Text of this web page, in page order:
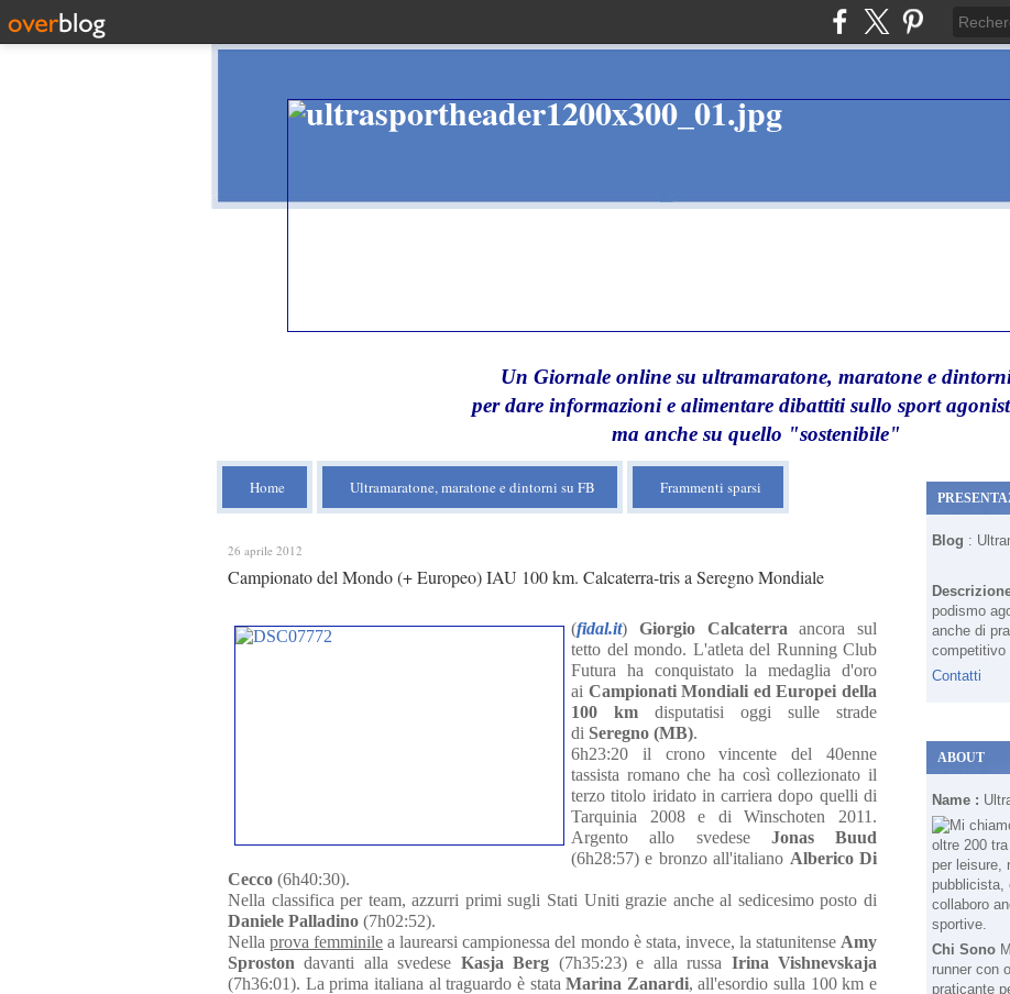
Un Giornale online su ultramaratone, maratone e
per dare informazioni e alimentare dibattiti sullo sport
ma anche su quello "sostenibile"
Home Ultramaratone, maratone e dintorni su FB Frammenti sparsi
26 aprile 2012
Campionato del Mondo (+ Europeo) IAU 100 km. Calcaterra-tris a Seregno Mondiale
(fidal.it) Giorgio Calcaterra ancora sul
tetto del mondo. L'atleta del Running Club
Futura ha conquistato la medaglia d'oro
ai Campionati Mondiali ed Europei della
100 km disputatisi oggi sulle strade
di Seregno (MB).
6h23:20 il crono vincente del 40enne
tassista romano che ha così collezionato il
terzo titolo iridato in carriera dopo quelli di
Tarquinia 2008 e di Winschoten 2011.
Argento allo svedese Jonas Buud
(6h28:57) e bronzo all'italiano Alberico Di
Cecco (6h40:30).
Nella classifica per team, azzurri primi sugli Stati Uniti grazie anche al sedicesimo posto di
Daniele Palladino (7h02:52).
Nellaprova femminile a laurearsi campionessa del mondo è stata, invece, la statunitense Amy
Sproston davanti alla svedese Kasja Berg (7h35:23) e alla russa Irina Vishnevskaja
(7h36:01). La prima italiana al traguardo è stataMarina Zanardi, all'esordio sulla 100 km e
Blog :
podismo
anche di
competitivo
Contatti
ABOUT
Name :
Chi Sono
runner con
praticante